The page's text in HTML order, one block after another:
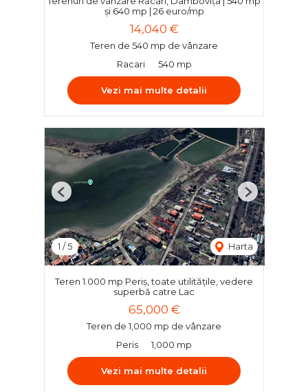
și 640 mp | 26 euro/mp
14,040 €
Teren de 540 mp de vânzare
Racari
540 mp
Vezi mai multe detalii
1 /5 Harta
Previous Next
Teren 1.000 mp Periș, toate utilitățile, vedere
superbă catre Lac
65,000 €
Teren de 1,000 mp de vânzare
Peris
1,000 mp
Vezi mai multe detalii